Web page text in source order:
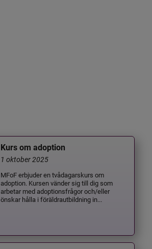
Kurs om adoption
1 oktober 2025
MFoF erbjuder en tvådagarskurs om
adoption. Kursen vänder sig till dig som
arbetar med adoptionsfrågor och/eller
önskar hålla i föräldrautbildning in...